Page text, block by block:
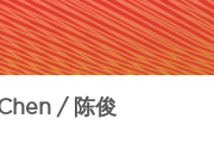
/ 陈俊